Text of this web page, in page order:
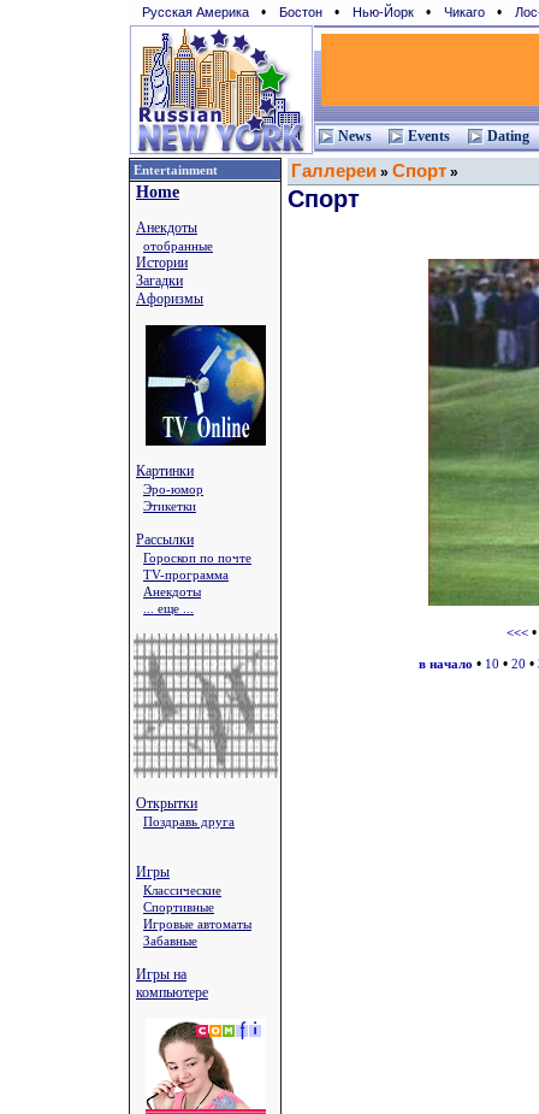
Русская Америка • Бостон • Нью-Йорк • Чикаго •
News Events Dating
Entertainment
Home
Анекдоты
отобранные
Истории
Загадки
Афоризмы
Картинки
Эро-юмор
Этикетки
Рассылки
Гороскоп по почте
TV-программа
Анекдоты
... еще ...
Открытки
Поздравь друга
Игры
Классические
Спортивные
Игровые автоматы
Забавные
Игры на
компьютере
Галлереи » Спорт »
Спорт
<<< •
в начало • 10 • 20 •